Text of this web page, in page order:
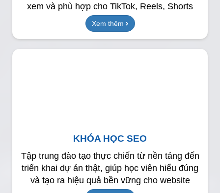
xem và phù hợp cho TikTok, Reels, Shorts
Xem thêm
KHÓA HỌC SEO
Tập trung đào tạo thực chiến từ nền tảng đến
triển khai dự án thật, giúp học viên hiểu đúng
và tạo ra hiệu quả bền vững cho website